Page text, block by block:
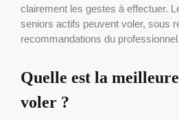
clairement les gestes à effectuer.
seniors actifs peuvent voler, sous
recommandations du professionnel.
Quelle est la
voler ?